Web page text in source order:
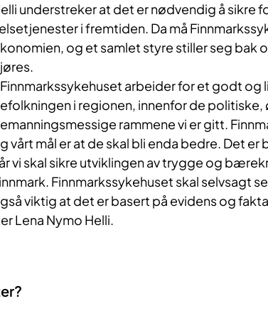
understreker at det er nødvendig å sikre
i fremtiden. Da må
og et samlet styre stiller seg bak
arbeider for et godt og
i regionen, innenfor de
rammene vi er gitt.
vårt mål er at de skal bli enda bedre. Det
vi skal sikre utviklingen av trygge og
Finnmarkssykehuset skal selvsagt
viktig at det er basert på evidens og
Lena Nymo Helli.